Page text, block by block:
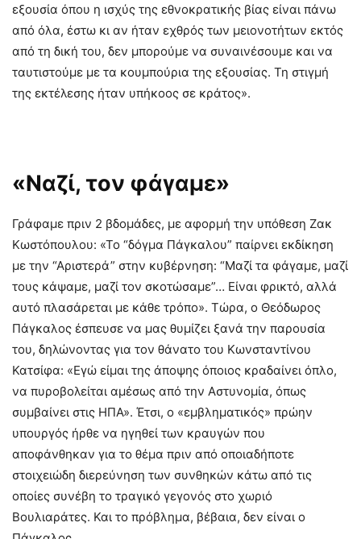
εξουσία όπου η ισχύς της εθνοκρατικής βίας είναι πάνω
από όλα, έστω κι αν ήταν εχθρός των μειονοτήτων εκτός
από τη δική του, δεν μπορούμε να συναινέσουμε και να
ταυτιστούμε με τα κουμπούρια της εξουσίας. Τη στιγμή
της εκτέλεσης ήταν υπήκοος σε κράτος».
«Ναζί, τον φάγαμε»
Γράφαμε πριν 2 βδομάδες, με αφορμή την υπόθεση Ζακ
Κωστόπουλου: «Το “δόγμα Πάγκαλου” παίρνει εκδίκηση
με την “Αριστερά” στην κυβέρνηση: “Μαζί τα φάγαμε, μαζί
τους κάψαμε, μαζί τον σκοτώσαμε”… Είναι φρικτό, αλλά
αυτό πλασάρεται με κάθε τρόπο». Τώρα, ο Θεόδωρος
Πάγκαλος έσπευσε να μας θυμίζει ξανά την παρουσία
του, δηλώνοντας για τον θάνατο του Κωνσταντίνου
Κατσίφα: «Εγώ είμαι της άποψης όποιος κραδαίνει όπλο,
να πυροβολείται αμέσως από την Αστυνομία, όπως
συμβαίνει στις ΗΠΑ». Έτσι, ο «εμβληματικός» πρώην
υπουργός ήρθε να ηγηθεί των κραυγών που
αποφάνθηκαν για το θέμα πριν από οποιαδήποτε
στοιχειώδη διερεύνηση των συνθηκών κάτω από τις
οποίες συνέβη το τραγικό γεγονός στο χωριό
Βουλιαράτες. Και το πρόβλημα, βέβαια, δεν είναι ο